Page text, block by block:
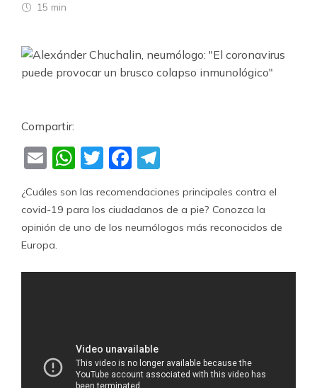
15 min
Compartir:
EmailWhatsApp
TwitterFacebook
¿Cuáles son las recomendaciones principales contra el
covid-19 para los ciudadanos de a pie? Conozca la
opinión de uno de los neumólogos más reconocidos de
Europa.